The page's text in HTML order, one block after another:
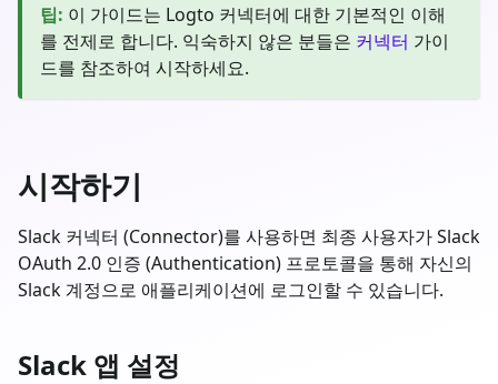
팁: 이 가이드는 Logto 커넥터에 대한 기본적인 이해
를 전제로 합니다. 익숙하지 않은 분들은 커넥터 가이
드를 참조하여 시작하세요.
시작하기
Slack 커넥터 (Connector)를 사용하면 최종 사용자가 Slack
OAuth 2.0 인증 (Authentication) 프로토콜을 통해 자신의
Slack 계정으로 애플리케이션에 로그인할 수 있습니다.
Slack 앱 설정